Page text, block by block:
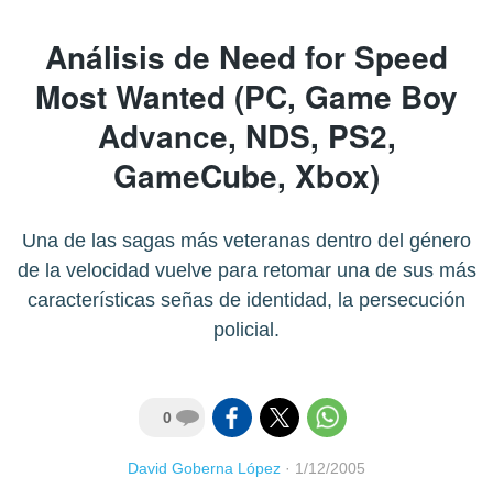
Análisis de Need for Speed
Most Wanted (PC, Game Boy
Advance, NDS, PS2,
GameCube, Xbox)
Una de las sagas más veteranas dentro del género
de la velocidad vuelve para retomar una de sus más
características señas de identidad, la persecución
policial.
0
David Goberna López · 1/12/2005